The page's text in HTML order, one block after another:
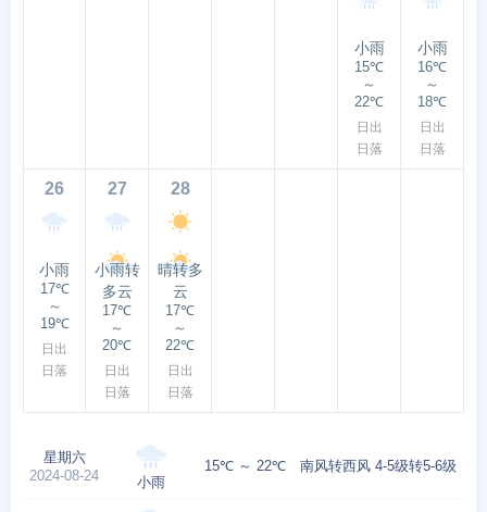
小雨
15℃
～
22℃
日出
日落
小雨
16℃
～
18℃
日出
日落
26
小雨
17℃
～
19℃
日出
日落
27
小雨转
多云
17℃
～
20℃
日出
日落
28
晴转多
云
17℃
～
22℃
日出
日落
星期六
2024-08-24
小雨
15℃ ～ 22℃ 南风转西风 4-5级转5-6级